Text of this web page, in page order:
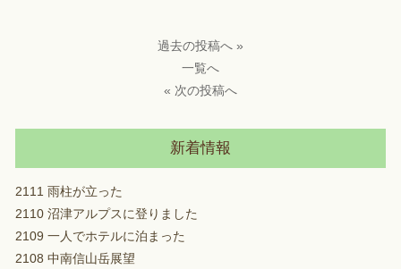
過去の投稿へ »
一覧へ
« 次の投稿へ
新着情報
2111 雨柱が立った
2110 沼津アルプスに登りました
2109 一人でホテルに泊まった
2108 中南信山岳展望